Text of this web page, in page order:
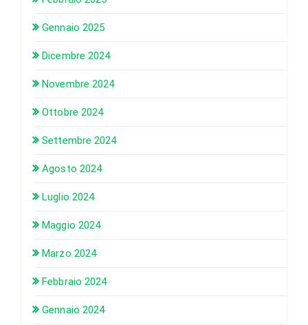
Gennaio 2025
Dicembre 2024
Novembre 2024
Ottobre 2024
Settembre 2024
Agosto 2024
Luglio 2024
Maggio 2024
Marzo 2024
Febbraio 2024
Gennaio 2024